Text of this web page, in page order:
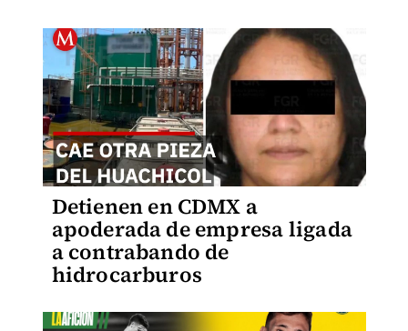
Detienen en CDMX a
apoderada de empresa ligada
a contrabando de
hidrocarburos